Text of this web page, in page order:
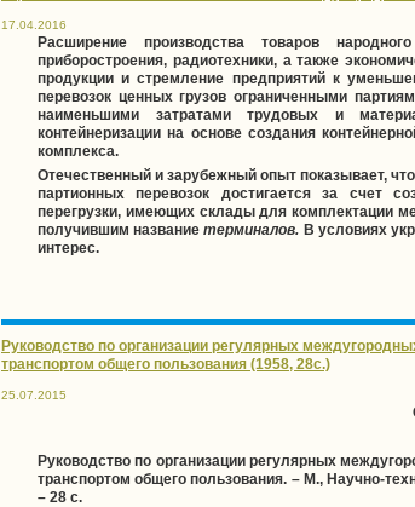
17.04.2016
Расширение производства товаров
приборостроения, радиотехники, а также
продукции и стремление предприятий к
перевозок ценных грузов ограниченными
наименьшими затратами трудовых и
контейнеризации на основе создания
комплекса.
Отечественный и зарубежный опыт показывает,
партионных перевозок достигается за счет
перегрузки, имеющих склады для комплектации
получившим названиетерминалов. В условиях
интерес.
Руководство по организации регулярных
транспортом общего пользования (1958, 28с.)
25.07.2015
Руководство по организации регулярных
транспортом общего пользования. – М., Научно-
– 28 с.